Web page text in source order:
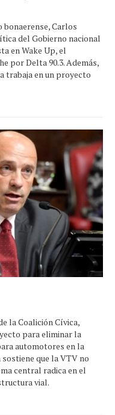
Carlos
del Gobierno nacional
en Wake Up, el
por Delta 90.3. Además,
trabaja en un proyecto
la Coalición Cívica,
para eliminar la
automotores en la
que la VTV no
central radica en el
vial.